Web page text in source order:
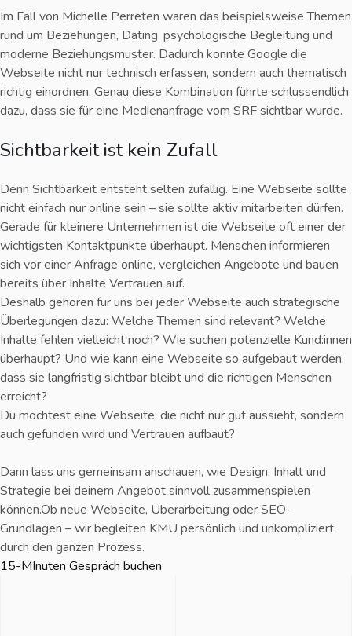
Im Fall von Michelle Perreten waren das beispielsweise Themen
rund um Beziehungen, Dating, psychologische Begleitung und
moderne Beziehungsmuster. Dadurch konnte Google die
Webseite nicht nur technisch erfassen, sondern auch thematisch
richtig einordnen. Genau diese Kombination führte schlussendlich
dazu, dass sie für eine Medienanfrage vom SRF sichtbar wurde.
Sichtbarkeit ist kein Zufall
Denn Sichtbarkeit entsteht selten zufällig. Eine Webseite sollte
nicht einfach nur online sein – sie sollte aktiv mitarbeiten dürfen.
Gerade für kleinere Unternehmen ist die Webseite oft einer der
wichtigsten Kontaktpunkte überhaupt. Menschen informieren
sich vor einer Anfrage online, vergleichen Angebote und bauen
bereits über Inhalte Vertrauen auf.
Deshalb gehören für uns bei jeder Webseite auch strategische
Überlegungen dazu: Welche Themen sind relevant? Welche
Inhalte fehlen vielleicht noch? Wie suchen potenzielle Kund:innen
überhaupt? Und wie kann eine Webseite so aufgebaut werden,
dass sie langfristig sichtbar bleibt und die richtigen Menschen
erreicht?
Du möchtest eine Webseite, die nicht nur gut aussieht, sondern
auch gefunden wird und Vertrauen aufbaut?
Dann lass uns gemeinsam anschauen, wie Design, Inhalt und
Strategie bei deinem Angebot sinnvoll zusammenspielen
können.Ob neue Webseite, Überarbeitung oder SEO-
Grundlagen – wir begleiten KMU persönlich und unkompliziert
durch den ganzen Prozess.
15-MInuten Gespräch buchen